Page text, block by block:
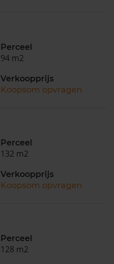
Perceel
94 m2
Verkoopprijs
Koopsom opvragen
Perceel
132 m2
Verkoopprijs
Koopsom opvragen
Perceel
128 m2